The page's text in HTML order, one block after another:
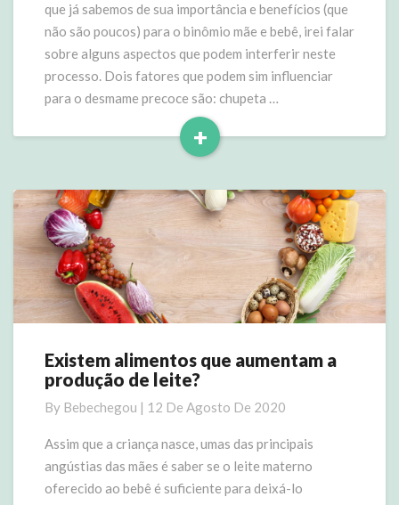
que já sabemos de sua importância e benefícios (que
não são poucos) para o binômio mãe e bebê, irei falar
sobre alguns aspectos que podem interferir neste
processo. Dois fatores que podem sim influenciar
para o desmame precoce são: chupeta …
+
Read
Existem
alimentos
aumentam
a
produção
de
leite?
Existem alimentos que aumentam a
produção de leite?
By Bebechegou | 12 De Agosto De 2020
Assim que a criança nasce, umas das principais
angústias das mães é saber se o leite materno
oferecido ao bebê é suficiente para deixá-lo